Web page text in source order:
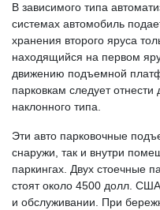
В зависимого типа
системах автомобиль
хранения второго яруса
находящийся на первом
движению подъемной
парковкам следует
наклонного типа.
Эти авто парковочные
снаружи, так и внутри
паркингах. Двух стоечные
стоят около 4500 долл.
и обслуживании. При